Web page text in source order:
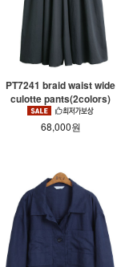
PT7241 braid waist wide
culotte pants(2colors)
68,000원